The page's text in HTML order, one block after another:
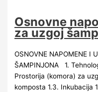
Osnovne
za uzgoj
OSNOVNE NAPOMENE I
ŠAMPINJONA 1.
Prostorija (komora) za
komposta 1.3. Inkubacija